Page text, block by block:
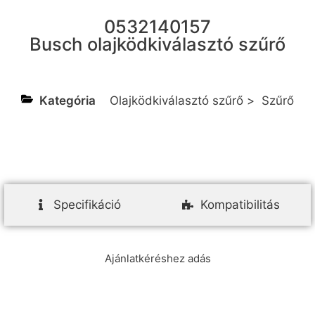
0532140157
Busch olajködkiválasztó szűrő
Kategória Olajködkiválasztó szűrő > Szűrő
Specifikáció Kompatibilitás
Ajánlatkéréshez adás